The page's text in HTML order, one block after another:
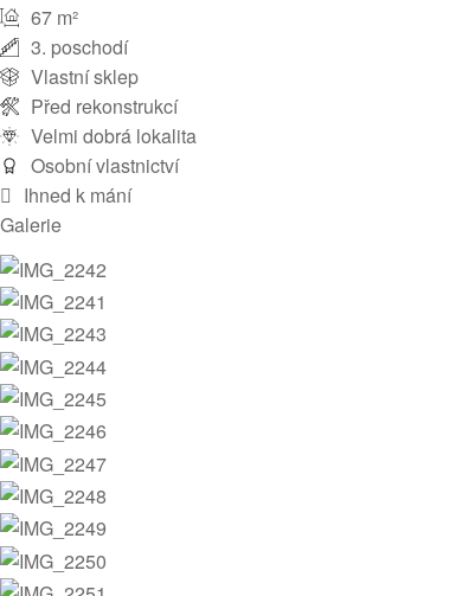
67 m²
3. poschodí
Vlastní sklep
Před rekonstrukcí
Velmi dobrá lokalita
Osobní vlastnictví
Ihned k mání
Galerie